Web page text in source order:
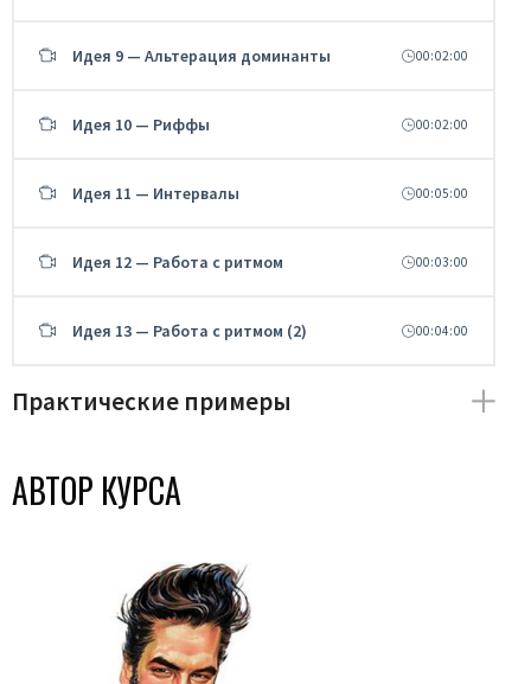
Идея 9 — Альтерация доминанты 00:02:00
Идея 10 — Риффы 00:02:00
Идея 11 — Интервалы 00:05:00
Идея 12 — Работа с ритмом 00:03:00
Идея 13 — Работа с ритмом (2) 00:04:00
Практические примеры
АВТОР КУРСА